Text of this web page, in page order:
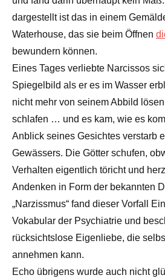
dargestellt ist das in einem
Waterhouse, das sie beim Öffnen
bewundern können.
Eines Tages verliebte Narcissos
Spiegelbild als er es im Wasser
nicht mehr von seinem Abbild
schlafen … und es kam, wie es
Anblick seines Gesichtes verstarb
Gewässers. Die Götter schufen,
Verhalten eigentlich töricht und
Andenken in Form der bekannten
„Narzissmus“ fand dieser Vorfall
Vokabular der Psychiatrie und
rücksichtslose Eigenliebe, die
annehmen kann.
Echo übrigens wurde auch nicht